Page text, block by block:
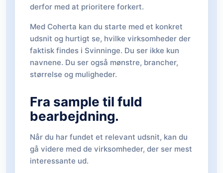
derfor med at prioritere forkert.
Med Coherta kan du starte med et konkret
udsnit og hurtigt se, hvilke virksomheder der
faktisk findes i Svinninge. Du ser ikke kun
navnene. Du ser også mønstre, brancher,
størrelse og muligheder.
Fra sample til fuld
bearbejdning.
Når du har fundet et relevant udsnit, kan du
gå videre med de virksomheder, der ser mest
interessante ud.